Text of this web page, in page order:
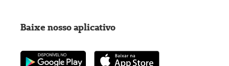
Baixe nosso aplicativo